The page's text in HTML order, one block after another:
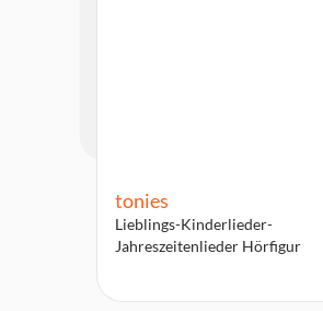
tonies
Lieblings-Kinderlieder-
Jahreszeitenlieder Hörfigur